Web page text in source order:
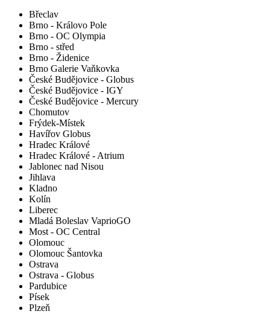
Břeclav
Brno - Královo Pole
Brno - OC Olympia
Brno - střed
Brno - Židenice
Brno Galerie Vaňkovka
České Budějovice - Globus
České Budějovice - IGY
České Budějovice - Mercury
Chomutov
Frýdek-Místek
Havířov Globus
Hradec Králové
Hradec Králové - Atrium
Jablonec nad Nisou
Jihlava
Kladno
Kolín
Liberec
Mladá Boleslav VaprioGO
Most - OC Central
Olomouc
Olomouc Šantovka
Ostrava
Ostrava - Globus
Pardubice
Písek
Plzeň